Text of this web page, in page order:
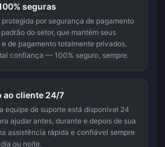
seguras
por segurança de pagamento
do setor, que mantém seus
de pagamento totalmente privados.
confiança — 100% seguro, sempre.
ao cliente 24/7
equipe de suporte está disponível 24
ajudar antes, durante e depois de sua
assistência rápida e confiável sempre
ou noite.